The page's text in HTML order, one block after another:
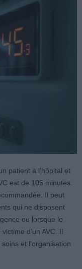
patient à l’hôpital et
est de 105 minutes.
Il peut
qui ne disposent
ou lorsque le
d’un AVC. Il
et l’organisation